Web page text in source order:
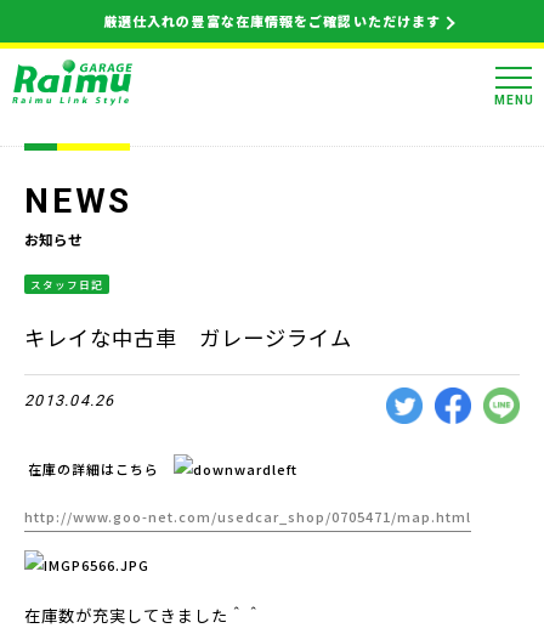
厳選仕入れの豊富な在庫情報をご確認いただけます
MENU
NEWS
お知らせ
スタッフ日記
キレイな中古車 ガレージライム
2013.04.26
在庫の詳細はこちら
http://www.goo-net.com/usedcar_shop/0705471/map.html
在庫数が充実してきました＾＾